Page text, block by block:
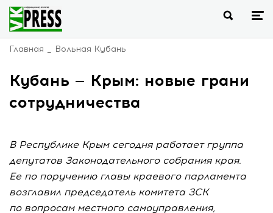
Главная Вольная Кубань
Кубань — Крым: новые грани
сотрудничества
В Республике Крым сегодня работает группа
депутатов Законодательного собрания края.
Ее по поручению главы краевого парламента
возглавил председатель комитета ЗСК
по вопросам местного самоуправления,